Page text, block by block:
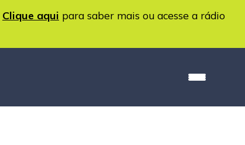
Clique aqui para saber mais ou acesse a rádio